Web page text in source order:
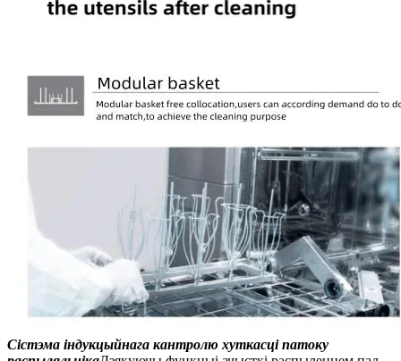
Сістэма індукцыйнага кантролю хуткасці патоку